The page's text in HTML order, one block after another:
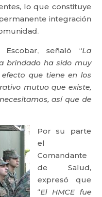
lo que constituye
integración
señaló “La
brindado ha sido muy
que tiene en los
mutuo que existe,
así que de
Por su parte
el
Comandante
de Salud,
expresó que
“El HMCE fue